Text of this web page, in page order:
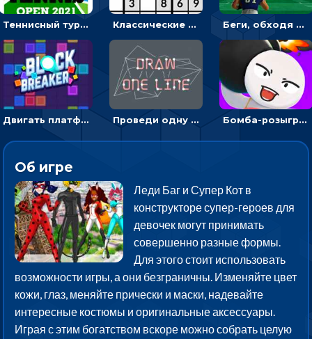
Теннисный турнир: подавать или отбивать шарик ракеткой Классические судоку: реши 30 уровней головоломки Беги, обходя соперников и собирай бонусы - американский футбол
Двигать платформу и отбивать мячики или ловить бонусы Проведи одну линию и повтори фигуру - головоломка Бомба-розыгрыш: передавай и беги – 3D гиперказуалка
Об игре
Леди Баг и Супер Кот в
конструкторе супер-героев для
девочек могут принимать
совершенно разные формы.
Для этого стоит использовать
возможности игры, а они безграничны. Изменяйте цвет
кожи, глаз, меняйте прически и маски, надевайте
интересные костюмы и оригинальные аксессуары.
Играя с этим богатством вскоре можно собрать целую